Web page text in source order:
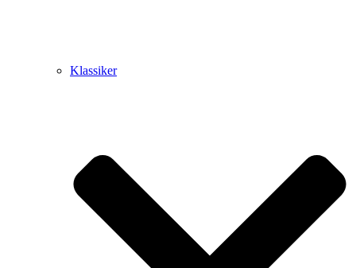
Klassiker